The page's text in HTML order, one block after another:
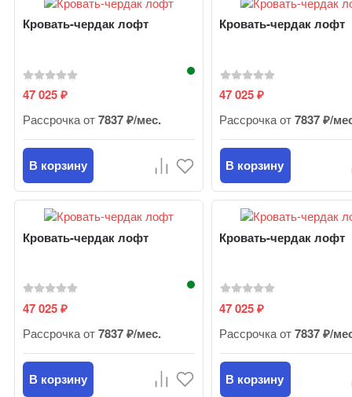
Кровать-чердак лофт
47 025₽
Рассрочка от7837 ₽/мес.
В корзину
Кровать-чердак лофт
47 025₽
Рассрочка от7837 ₽/
В корзину
Кровать-чердак лофт
47 025₽
Рассрочка от7837 ₽/мес.
В корзину
Кровать-чердак лофт
47 025₽
Рассрочка от7837 ₽/
В корзину